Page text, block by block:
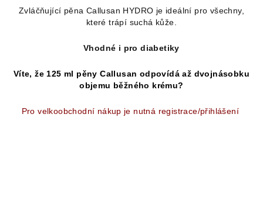
z
5
Zvláčňující pěna Callusan HYDRO je ideální pro všechny,
které trápí suchá kůže.
Vhodné i pro diabetiky
Víte, že 125 ml pěny Callusan odpovídá až dvojnásobku
objemu běžného krému?
Pro velkoobchodní nákup je nutná registrace/přihlášení